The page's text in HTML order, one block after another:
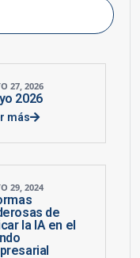
27, 2026
2026
más
29, 2024
de
la IA en el